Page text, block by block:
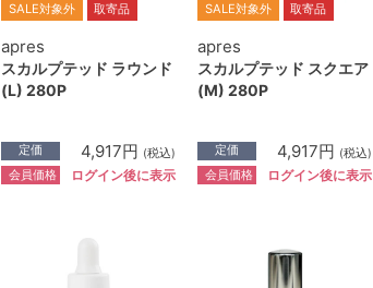
SALE対象外 取寄品
apres
スカルプテッド ラウンド
(L) 280P
定価 4,917円 (税込)
会員価格 ログイン後に表示
SALE対象外 取寄品
apres
スカルプテッド スクエア
(M) 280P
定価 4,917円 (税込)
会員価格 ログイン後に表示